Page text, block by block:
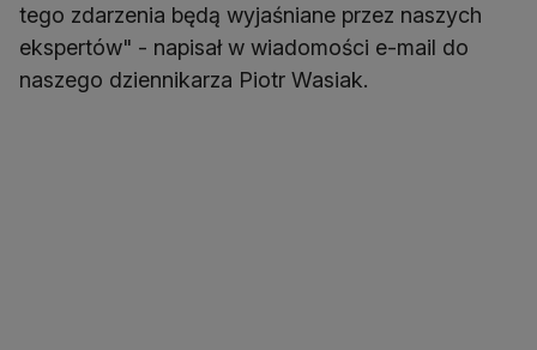
tego zdarzenia będą wyjaśniane przez naszych
ekspertów" - napisał w wiadomości e-mail do
naszego dziennikarza Piotr Wasiak.